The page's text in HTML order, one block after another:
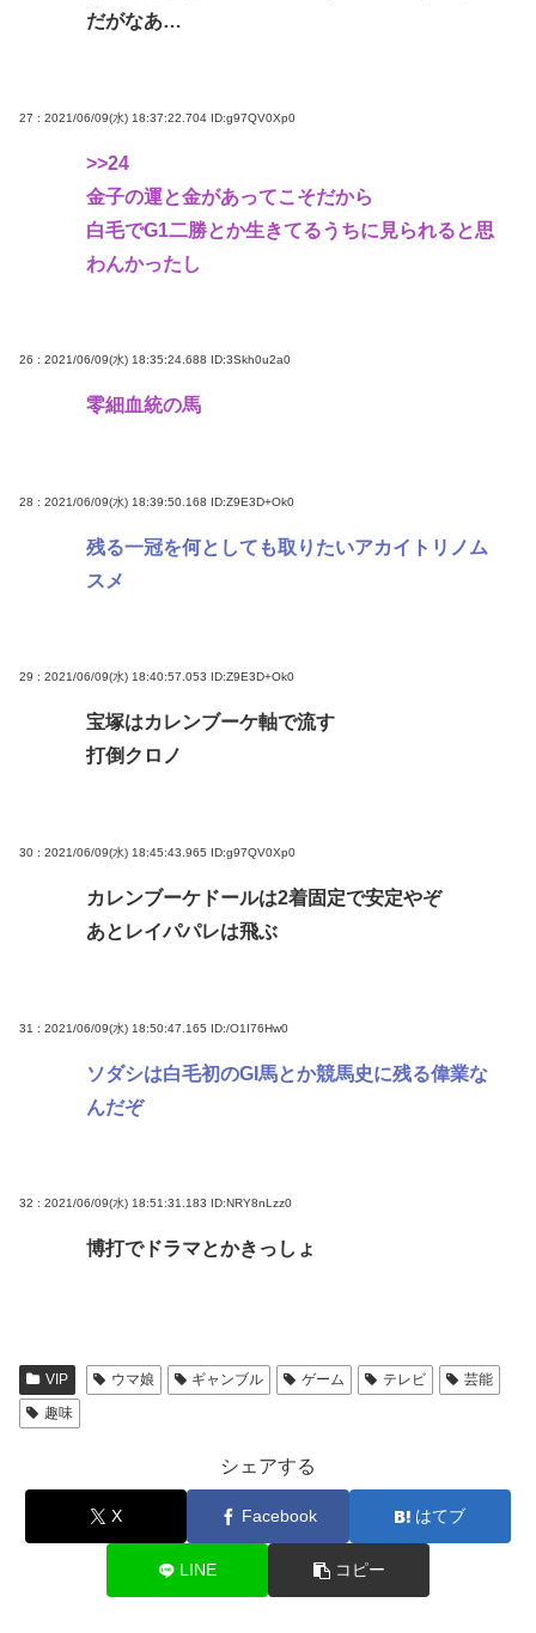
だがなあ…
27 : 2021/06/09(水) 18:37:22.704 ID:g97QV0Xp0
>>24
金子の運と金があってこそだから
白毛でG1二勝とか生きてるうちに見られると思
わんかったし
26 : 2021/06/09(水) 18:35:24.688 ID:3Skh0u2a0
零細血統の馬
28 : 2021/06/09(水) 18:39:50.168 ID:Z9E3D+Ok0
残る一冠を何としても取りたいアカイトリノム
スメ
29 : 2021/06/09(水) 18:40:57.053 ID:Z9E3D+Ok0
宝塚はカレンブーケ軸で流す
打倒クロノ
30 : 2021/06/09(水) 18:45:43.965 ID:g97QV0Xp0
カレンブーケドールは2着固定で安定やぞ
あとレイパパレは飛ぶ
31 : 2021/06/09(水) 18:50:47.165 ID:/O1I76Hw0
ソダシは白毛初のGI馬とか競馬史に残る偉業な
んだぞ
32 : 2021/06/09(水) 18:51:31.183 ID:NRY8nLzz0
博打でドラマとかきっしょ
VIP ウマ娘 ギャンブル ゲーム テレビ
芸能
趣味
シェアする
X Facebook はてブ
LINE コピー